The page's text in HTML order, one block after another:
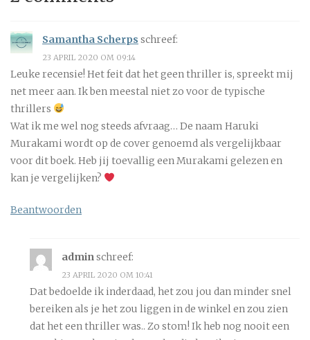
Samantha Scherps schreef:
23 APRIL 2020 OM 09:14
Leuke recensie! Het feit dat het geen thriller is, spreekt mij
net meer aan. Ik ben meestal niet zo voor de typische
thrillers
Wat ik me wel nog steeds afvraag… De naam Haruki
Murakami wordt op de cover genoemd als vergelijkbaar
voor dit boek. Heb jij toevallig een Murakami gelezen en
kan je vergelijken?
Beantwoorden
adminschreef:
23 APRIL 2020 OM 10:41
Dat bedoelde ik inderdaad, het zou jou dan minder snel
bereiken als je het zou liggen in de winkel en zou zien
dat het een thriller was.. Zo stom! Ik heb nog nooit een